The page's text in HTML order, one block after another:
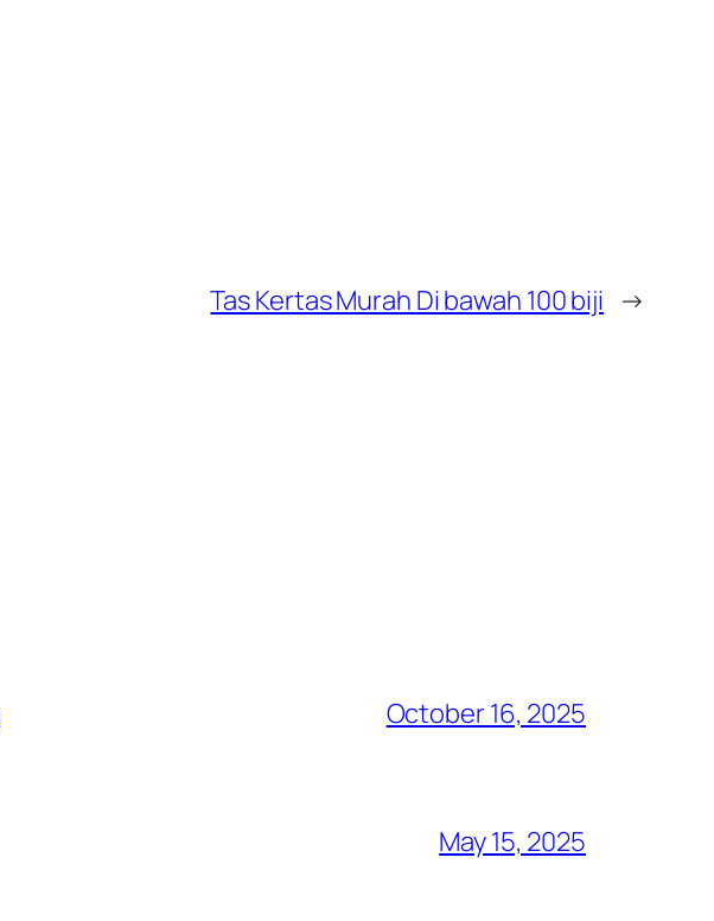
Tas Kertas Murah Di bawah 100 biji →
October 16, 2025
May 15, 2025